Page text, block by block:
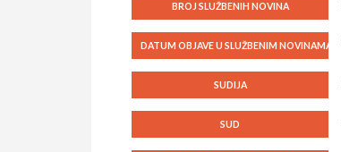
BROJ SLUŽBENIH NOVINA
DATUM OBJAVE U SLUŽBENIM NOVINAMA
SUDIJA
SUD